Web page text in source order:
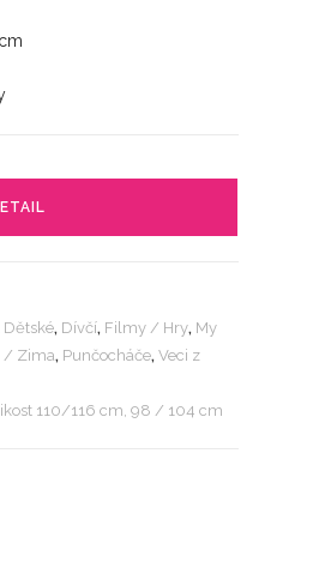
Dětské, Dívčí, Filmy / Hry, My
/ Zima, Punčocháče,Veci z
110/116 cm, 98 / 104 cm